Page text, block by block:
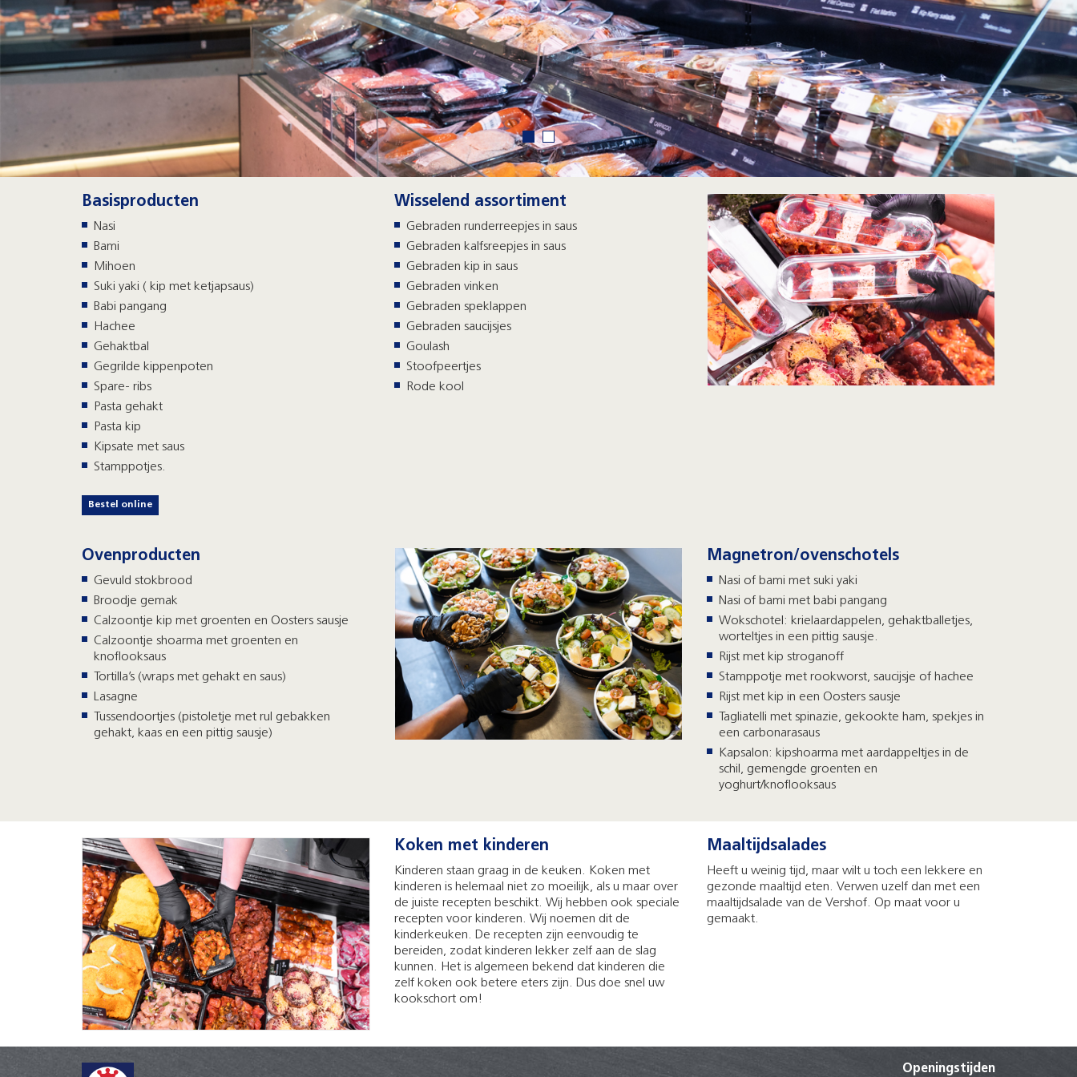
Basisproducten
Nasi
Bami
Mihoen
Suki yaki ( kip met ketjapsaus)
Babi pangang
Hachee
Gehaktbal
Gegrilde kippenpoten
Spare- ribs
Pasta gehakt
Pasta kip
Kipsate met saus
Stamppotjes.
Bestel online
Wisselend assortiment
Gebraden runderreepjes in saus
Gebraden kalfsreepjes in saus
Gebraden kip in saus
Gebraden vinken
Gebraden speklappen
Gebraden saucijsjes
Goulash
Stoofpeertjes
Rode kool
Ovenproducten
Gevuld stokbrood
Broodje gemak
Calzoontje kip met groenten en Oosters sausje
Calzoontje shoarma met groenten en
knoflooksaus
Tortilla’s (wraps met gehakt en saus)
Lasagne
Tussendoortjes (pistoletje met rul gebakken
gehakt, kaas en een pittig sausje)
Magnetron/ovenschotels
Nasi of bami met suki yaki
Nasi of bami met babi pangang
Wokschotel: krielaardappelen, gehaktballetjes,
worteltjes in een pittig sausje.
Rijst met kip stroganoff
Stamppotje met rookworst, saucijsje of hachee
Rijst met kip in een Oosters sausje
Tagliatelli met spinazie, gekookte ham, spekjes in
een carbonarasaus
Kapsalon: kipshoarma met aardappeltjes in de
schil, gemengde groenten en
yoghurt/knoflooksaus
Koken met kinderen
Kinderen staan graag in de keuken. Koken met
kinderen is helemaal niet zo moeilijk, als u maar over
de juiste recepten beschikt. Wij hebben ook speciale
recepten voor kinderen. Wij noemen dit de
kinderkeuken. De recepten zijn eenvoudig te
bereiden, zodat kinderen lekker zelf aan de slag
kunnen. Het is algemeen bekend dat kinderen die
zelf koken ook betere eters zijn. Dus doe snel uw
kookschort om!
Maaltijdsalades
Heeft u weinig tijd, maar wilt u toch een lekkere en
gezonde maaltijd eten. Verwen uzelf dan met een
maaltijdsalade van de Vershof. Op maat voor u
gemaakt.
Openingstijden